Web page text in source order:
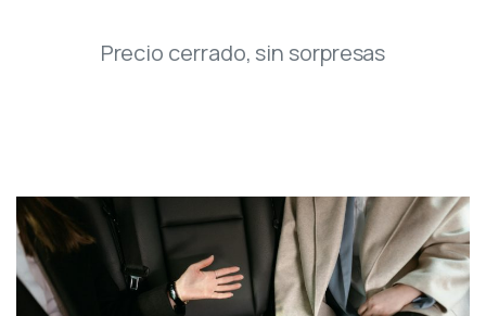
Precio cerrado, sin sorpresas